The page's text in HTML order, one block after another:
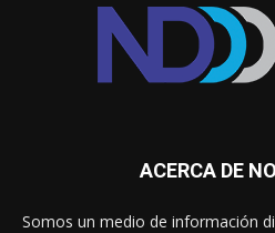
ACERCA DE
Somos un medio de información